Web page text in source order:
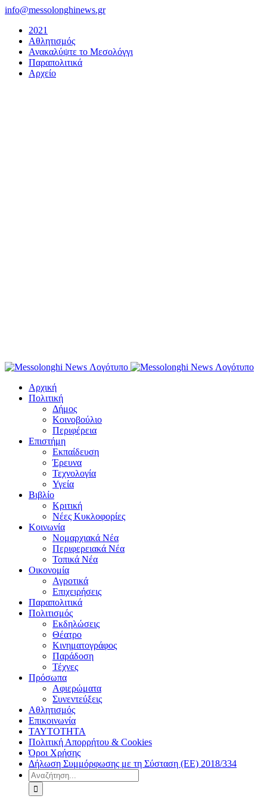
Μετάβαση
περιεχόμενο
info@messolonghinews.gr
2021
Αθλητισμός
Ανακαλύψτε το Μεσολόγγι
Παραπολιτικά
Αρχείο
Αρχική
Πολιτική
Δήμος
Κοινοβούλιο
Περιφέρεια
Επιστήμη
Εκπαίδευση
Έρευνα
Τεχνολογία
Υγεία
Βιβλίο
Κριτική
Νέες Κυκλοφορίες
Κοινωνία
Νομαρχιακά Νέα
Περιφερειακά Νέα
Τοπικά Νέα
Οικονομία
Αγροτικά
Επιχειρήσεις
Παραπολιτικά
Πολιτισμός
Εκδηλώσεις
Θέατρο
Κινηματογράφος
Παράδοση
Τέχνες
Πρόσωπα
Αφιερώματα
Συνεντεύξεις
Αθλητισμός
Επικοινωνία
ΤΑΥΤΟΤΗΤΑ
Πολιτική Απορρήτου & Cookies
Όροι Χρήσης
Δήλωση Συμμόρφωσης με τη Σύσταση (ΕΕ) 2018/334
Αναζήτηση
για: